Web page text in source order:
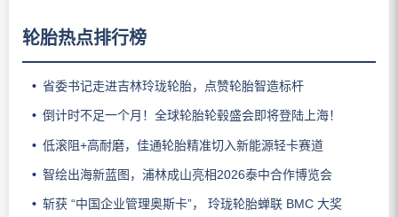
轮胎热点排行榜
省委书记走进吉林玲珑轮胎，点赞轮胎智造标杆
倒计时不足一个月！全球轮胎轮毂盛会即将登陆上海！
低滚阻+高耐磨，佳通轮胎精准切入新能源轻卡赛道
智绘出海新蓝图，浦林成山亮相2026泰中合作博览会
斩获 “中国企业管理奥斯卡”， 玲珑轮胎蝉联 BMC 大奖